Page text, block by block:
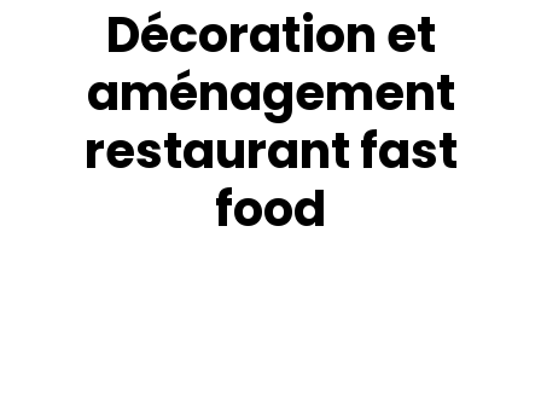
Décoration et
aménagement
restaurant fast
food